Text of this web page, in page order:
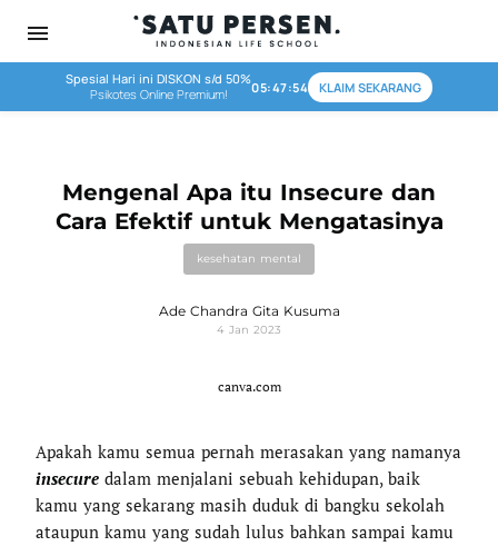
menu
Spesial Hari ini DISKON s/d 50%
Psikotes Online Premium!
05:47:54 KLAIM SEKARANG
Mengenal Apa itu Insecure dan
Cara Efektif untuk Mengatasinya
kesehatan mental
Ade Chandra Gita Kusuma
4 Jan 2023
canva.com
Apakah kamu semua pernah merasakan yang namanya
insecure dalam menjalani sebuah kehidupan, baik
kamu yang sekarang masih duduk di bangku sekolah
ataupun kamu yang sudah lulus bahkan sampai kamu